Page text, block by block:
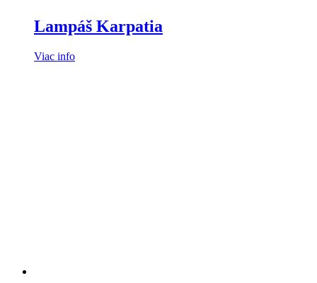
Lampáš Karpatia
Viac info